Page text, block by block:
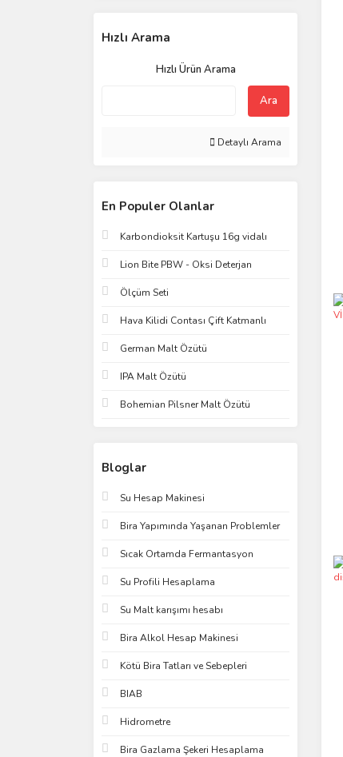
Hızlı Arama
Hızlı Ürün Arama
Ara
Detaylı Arama
En Populer Olanlar
Karbondioksit Kartuşu 16g vidalı
Lion Bite PBW - Oksi Deterjan
Ölçüm Seti
Hava Kilidi Contası Çift Katmanlı
German Malt Özütü
IPA Malt Özütü
Bohemian Pilsner Malt Özütü
Bloglar
Su Hesap Makinesi
Bira Yapımında Yaşanan Problemler
Sıcak Ortamda Fermantasyon
Su Profili Hesaplama
Su Malt karışımı hesabı
Bira Alkol Hesap Makinesi
Kötü Bira Tatları ve Sebepleri
BIAB
Hidrometre
Bira Gazlama Şekeri Hesaplama